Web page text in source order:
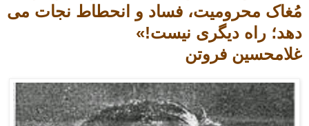
مُغاک محرومیت، فساد و انحطاط نجات می
دهد؛ راه دیگری نیست!»
غلامحسین فروتن